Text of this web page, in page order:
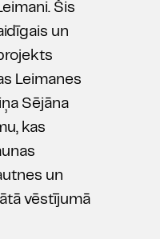
Šis
un
Leimanes
Sējāna
kas
un
vēstījumā